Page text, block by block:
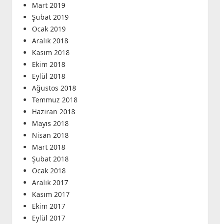
Mart 2019
Şubat 2019
Ocak 2019
Aralık 2018
Kasım 2018
Ekim 2018
Eylül 2018
Ağustos 2018
Temmuz 2018
Haziran 2018
Mayıs 2018
Nisan 2018
Mart 2018
Şubat 2018
Ocak 2018
Aralık 2017
Kasım 2017
Ekim 2017
Eylül 2017